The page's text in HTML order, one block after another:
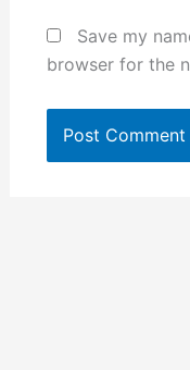
Save my
browser for the